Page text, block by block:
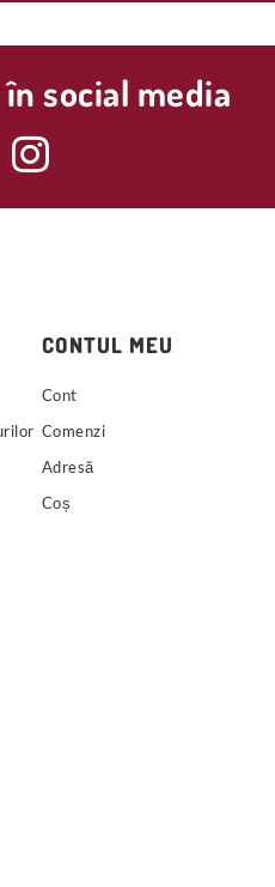
social media
CONTUL MEU
Cont
Comenzi
Adresă
Coș